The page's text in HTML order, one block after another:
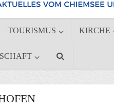
TOURISMUS KIRCHE